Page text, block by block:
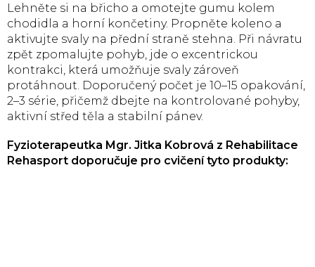
Lehněte si na břicho a omotejte gumu kolem
chodidla a horní končetiny. Propněte koleno a
aktivujte svaly na přední straně stehna. Při návratu
zpět zpomalujte pohyb, jde o excentrickou
kontrakci, která umožňuje svaly zároveň
protáhnout. Doporučený počet je 10–15 opakování,
2–3 série, přičemž dbejte na kontrolované pohyby,
aktivní střed těla a stabilní pánev.
Fyzioterapeutka Mgr. Jitka Kobrová z Rehabilitace
Rehasport doporučuje pro cvičení tyto produkty: